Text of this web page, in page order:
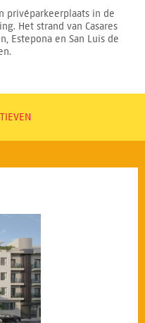
privéparkeerplaats in de
Het strand van Casares
Estepona en San Luis de